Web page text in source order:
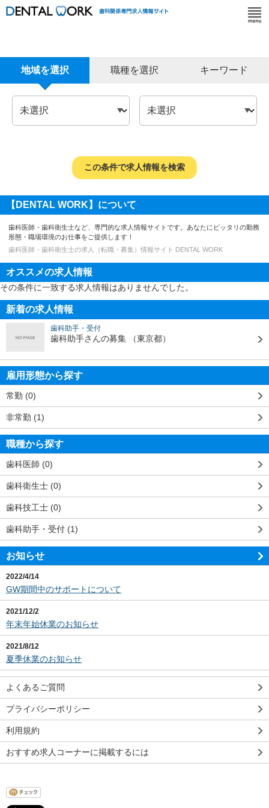
地域を選択 職種を選択 キーワード
【DENTAL WORK】について
歯科医師・歯科衛生士など、専門的な求人情報サイトです。あなたにピッタリの勤務
形態・職場環境のお仕事をご提供します！
歯科医師・歯科衛生士の求人（転職・募集）情報サイト DENTAL WORK
オススメの求人情報
その条件に一致する求人情報はありませんでした。
新着の求人情報
歯科助手・受付
歯科助手さんの募集 （東京都）
雇用形態から探す
常勤 (0)
非常勤 (1)
職種から探す
歯科医師 (0)
歯科衛生士 (0)
歯科技工士 (0)
歯科助手・受付 (1)
お知らせ
2022/4/14
GW期間中のサポートについて
2021/12/2
年末年始休業のお知らせ
2021/8/12
夏季休業のお知らせ
よくあるご質問
プライバシーポリシー
利用規約
おすすめ求人コーナーに掲載するには